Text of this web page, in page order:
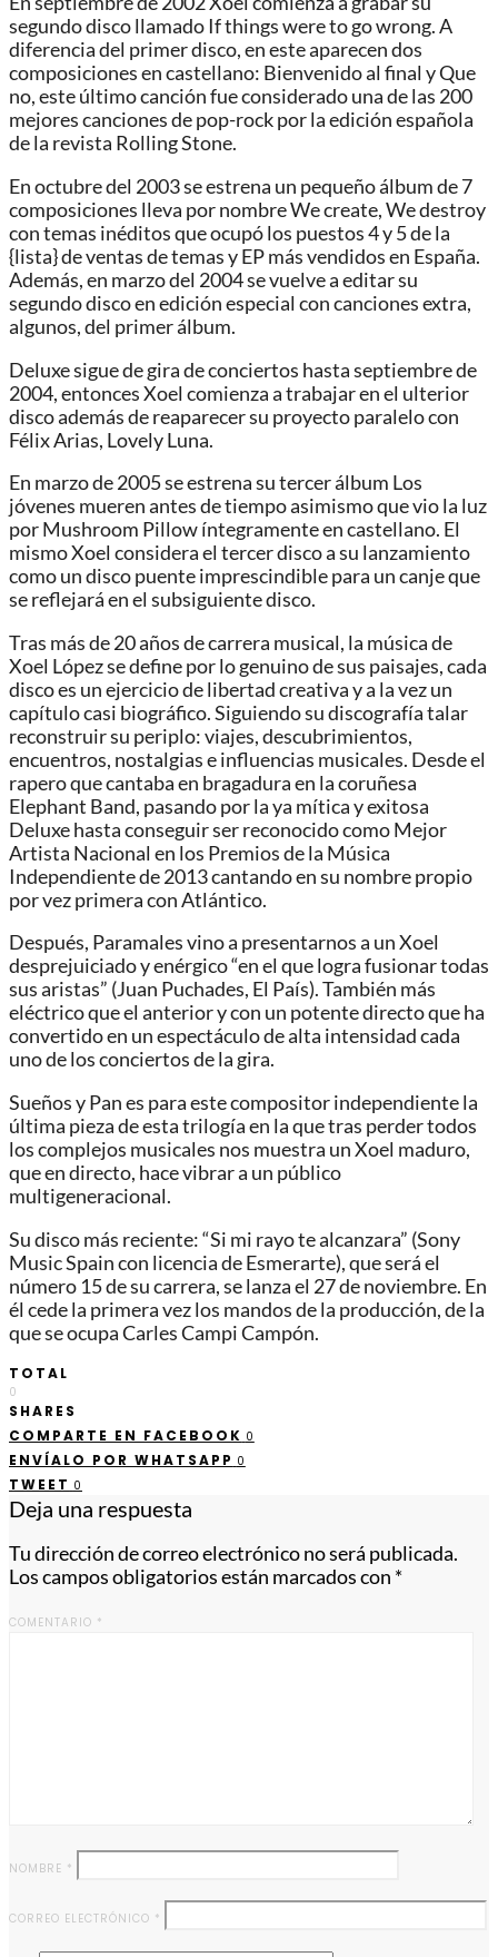
segundo disco llamado If things were to go wrong. A
diferencia del primer disco, en este aparecen dos
composiciones en castellano: Bienvenido al final y Que
no, este último canción fue considerado una de las 200
mejores canciones de pop-rock por la edición española
de la revista Rolling Stone.
En octubre del 2003 se estrena un pequeño álbum de 7
composiciones lleva por nombre We create, We destroy
con temas inéditos que ocupó los puestos 4 y 5 de la
{lista} de ventas de temas y EP más vendidos en España.
Además, en marzo del 2004 se vuelve a editar su
segundo disco en edición especial con canciones extra,
algunos, del primer álbum.
Deluxe sigue de gira de conciertos hasta septiembre de
2004, entonces Xoel comienza a trabajar en el ulterior
disco además de reaparecer su proyecto paralelo con
Félix Arias, Lovely Luna.
En marzo de 2005 se estrena su tercer álbum Los
jóvenes mueren antes de tiempo asimismo que vio la luz
por Mushroom Pillow íntegramente en castellano. El
mismo Xoel considera el tercer disco a su lanzamiento
como un disco puente imprescindible para un canje que
se reflejará en el subsiguiente disco.
Tras más de 20 años de carrera musical, la música de
Xoel López se define por lo genuino de sus paisajes, cada
disco es un ejercicio de libertad creativa y a la vez un
capítulo casi biográfico. Siguiendo su discografía talar
reconstruir su periplo: viajes, descubrimientos,
encuentros, nostalgias e influencias musicales. Desde el
rapero que cantaba en bragadura en la coruñesa
Elephant Band, pasando por la ya mítica y exitosa
Deluxe hasta conseguir ser reconocido como Mejor
Artista Nacional en los Premios de la Música
Independiente de 2013 cantando en su nombre propio
por vez primera con Atlántico.
Después, Paramales vino a presentarnos a un Xoel
desprejuiciado y enérgico “en el que logra fusionar todas
sus aristas” (Juan Puchades, El País). También más
eléctrico que el anterior y con un potente directo que ha
convertido en un espectáculo de alta intensidad cada
uno de los conciertos de la gira.
Sueños y Pan es para este compositor independiente la
última pieza de esta trilogía en la que tras perder todos
los complejos musicales nos muestra un Xoel maduro,
que en directo, hace vibrar a un público
multigeneracional.
Su disco más reciente: “Si mi rayo te alcanzara” (Sony
Music Spain con licencia de Esmerarte), que será el
número 15 de su carrera, se lanza el 27 de noviembre. En
él cede la primera vez los mandos de la producción, de la
que se ocupa Carles Campi Campón.
TOTAL
0
SHARES
COMPARTE EN FACEBOOK 0
ENVÍALO POR WHATSAPP 0
TWEET 0
Deja una respuesta
Tu dirección de correo electrónico no será publicada.
Los campos obligatorios están marcados con *
COMENTARIO *
NOMBRE *
CORREO ELECTRÓNICO *